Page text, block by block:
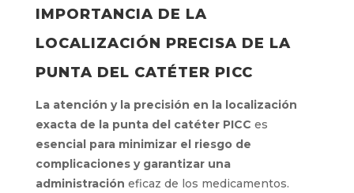
ASEGURAR LA CORRECTA
COLOCACIÓN DE LA
PUNTA DEL CATÉTER
IMPORTANCIA DE LA
LOCALIZACIÓN PRECISA DE LA